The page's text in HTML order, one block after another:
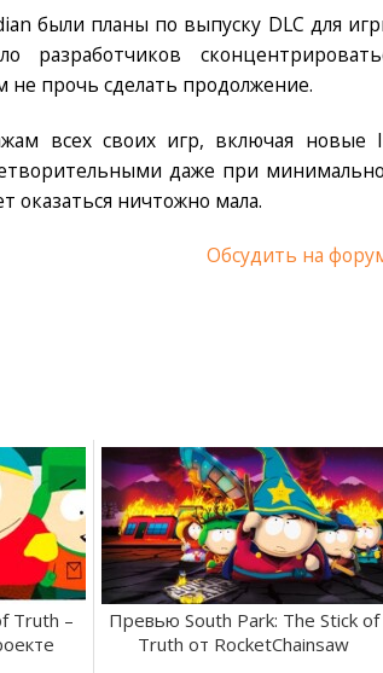
были планы по выпуску DLC для
прочь сделать продолжение.
всех своих игр, включая новые
даже при
оказаться ничтожно мала.
Обсудить на
Truth –
Превью South Park: The Stick of
Truth от RocketChainsaw